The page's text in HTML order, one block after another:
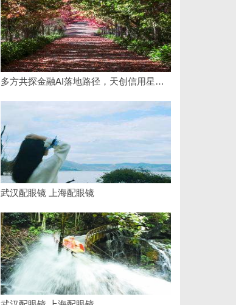
多方共探金融AI落地路径，天创信用星图AI助力产业金融智能升级
武汉配眼镜 上海配眼镜